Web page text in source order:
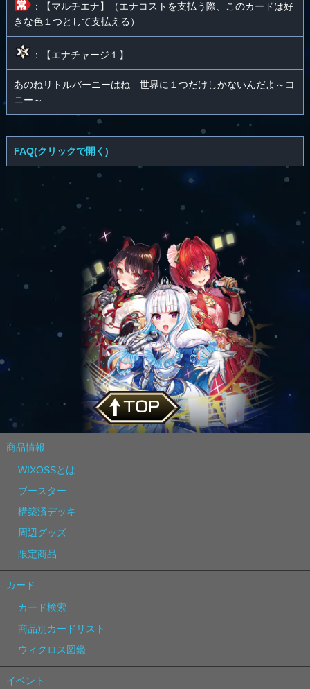
：【マルチエナ】（エナコストを支払う際、このカードは好
きな色１つとして支払える）
：【エナチャージ１】
あのねリトルバーニーはね 世界に１つだけしかないんだよ～コ
ニー～
FAQ(クリックで開く)
商品情報
WIXOSSとは
ブースター
構築済デッキ
周辺グッズ
限定商品
カード
カード検索
商品別カードリスト
ウィクロス図鑑
イベント